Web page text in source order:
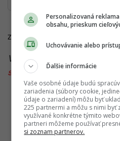
alebo si
Zdroje:CT24
Viac k téme:
slovensko
Personalizovaná
obsahu, prieskum
Uchovávanie alebo
Ďalšie informácie
Vaše osobné údaje budú
zariadenia (súbory cookie,
údaje o zariadení) môžu byť
225 partnermi a môžu s nimi byť
využívané konkrétne týmito
partneri môžeme používať
si zoznam partnerov.